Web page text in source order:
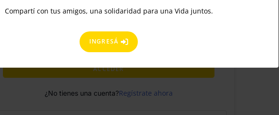
Compartí con tus amigos, una solidaridad para una Vida juntos.
INGRESÁ
Mantenerme conectado
ACCEDER
¿No tienes una cuenta?Regístrate ahora